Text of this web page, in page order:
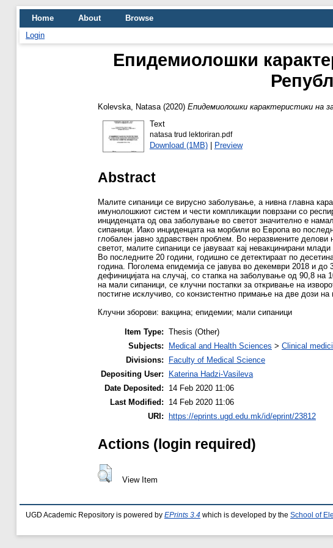
Home About
Browse
Login
Епидемиолошки
Kolevska, Natasa (2020) Епидемиолошки карактеристики на
Text
natasa trud lektoriran.pdf
Download (1MB)| Preview
Abstract
Малите сипаници се вирусно заболување, а нивна главна
имунолошкиот систем и чести компликации поврзани со
инциденцата од ова заболување во светот значително е
сипаници. Иако инциденцата на морбили во Европа во
глобален јавно здравствен проблем. Во неразвиените
светот, малите сипаници се јавуваат кај невакцинирани
Во последните 20 години, годишно се детектираат по
година. Поголема епидемија се јавува во декември 2018 и
дефиницијата на случај, со стапка на заболување од 90,8 на
на мали сипаници, се клучни постапки за откривање на
постигне исклучиво, со конзистентно примање на две дози на
Клучни зборови: вакцина; епидемии; мали сипаници
Item Type: Thesis (Other)
Subjects:
Medical and Health Sciences > Clinical
Divisions:
Faculty of Medical Science
Depositing User:
Katerina Hadzi-Vasileva
Date Deposited:
14 Feb 2020 11:06
Last Modified:
14 Feb 2020 11:06
URI:
https://eprints.ugd.edu.mk/id/eprint/23812
Actions (login required)
View Item
UGD Academic Repository is powered by EPrints 3.4 which is developed by the School of